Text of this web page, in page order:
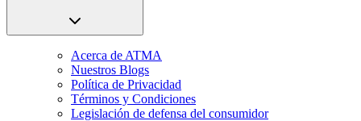
Acerca de ATMA
Nuestros Blogs
Política de Privacidad
Términos y Condiciones
Legislación de defensa del consumidor